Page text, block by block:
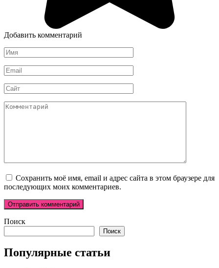
Добавить комментарий
Имя
*
Email
*
Сайт
Комментарий
Сохранить моё имя, email и адрес сайта в этом браузере для
последующих моих комментариев.
Поиск
Поиск
Популярные статьи